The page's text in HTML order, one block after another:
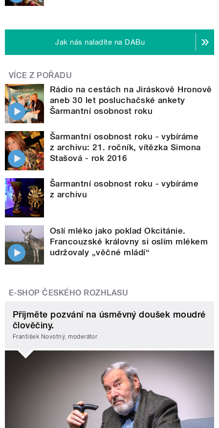
Jak nás naladíte na DABu
VÍCE Z POŘADU
Rádio na cestách na Jiráskově Hronově
aneb 30 let posluchačské ankety
Šarmantní osobnost roku
Šarmantní osobnost roku - vybíráme
z archivu: 21. ročník, vítězka Simona
Stašová - rok 2016
Šarmantní osobnost roku - vybíráme
z archivu
Oslí mléko jako poklad Okcitánie.
Francouzské královny si oslím mlékem
udržovaly „věčné mládí“
E-SHOP ČESKÉHO ROZHLASU
Přijměte pozvání na úsměvný doušek moudré
člověčiny.
František Novotný, moderátor